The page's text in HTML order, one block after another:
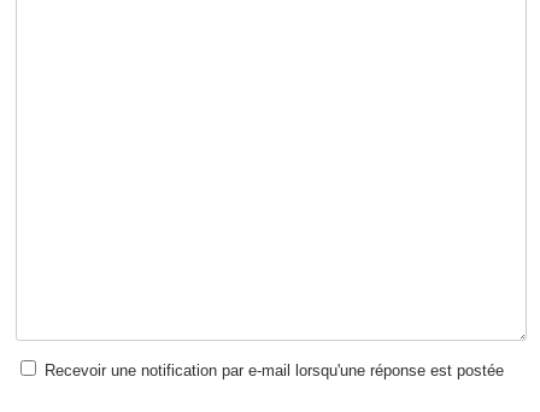
Recevoir une notification par e-mail lorsqu'une réponse est postée